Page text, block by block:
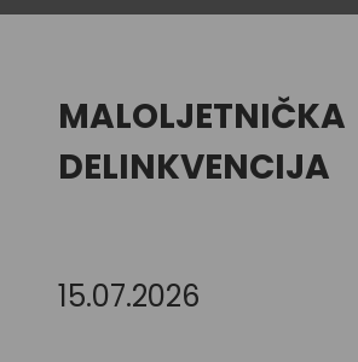
MALOLJETNIČKA
DELINKVENCIJA
15.07.2026